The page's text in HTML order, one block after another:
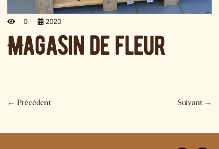
0 2020
Magasin de fleur
← Précédent Suivant →